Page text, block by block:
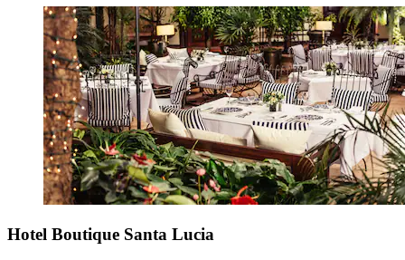
Hotel Boutique Santa Lucia